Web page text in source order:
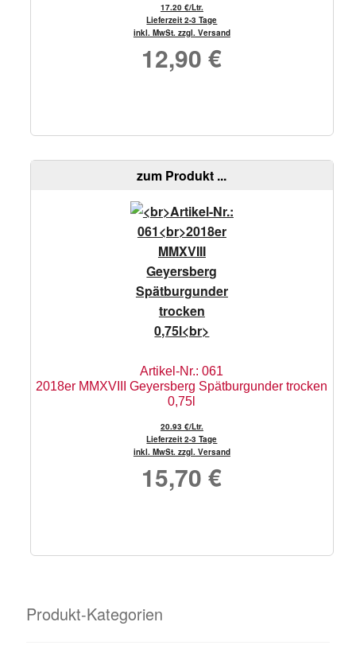
17.20 €/Ltr.
Lieferzeit 2-3 Tage
inkl. MwSt. zzgl. Versand
12,90€
Artikel-Nr.: 061
2018er MMXVIII Geyersberg Spätburgunder trocken
0,75l
20.93 €/Ltr.
Lieferzeit 2-3 Tage
inkl. MwSt. zzgl. Versand
15,70€
zum Produkt ...
Produkt-Kategorien